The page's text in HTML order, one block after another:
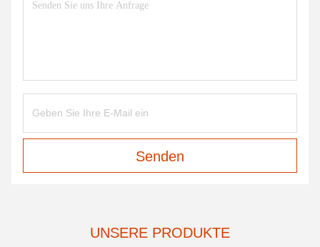
Senden
UNSERE PRODUKTE